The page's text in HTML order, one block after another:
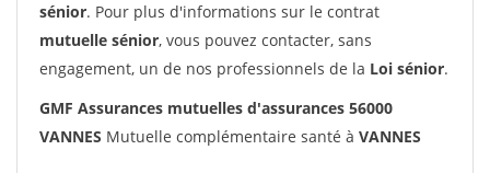
sénior. Pour plus d'informations sur le contrat
mutuelle sénior, vous pouvez contacter, sans
engagement, un de nos professionnels de la Loi sénior.
GMF Assurances mutuelles d'assurances 56000
VANNES Mutuelle complémentaire santé à VANNES